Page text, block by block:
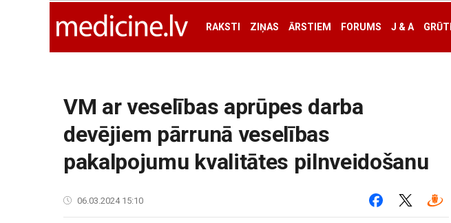
RAKSTI ZIŅAS ĀRSTIEM FORUMS J & A
VM ar veselības aprūpes darba
devējiem pārrunā veselības
pakalpojumu kvalitātes pilnveidošanu
06.03.2024 15:10